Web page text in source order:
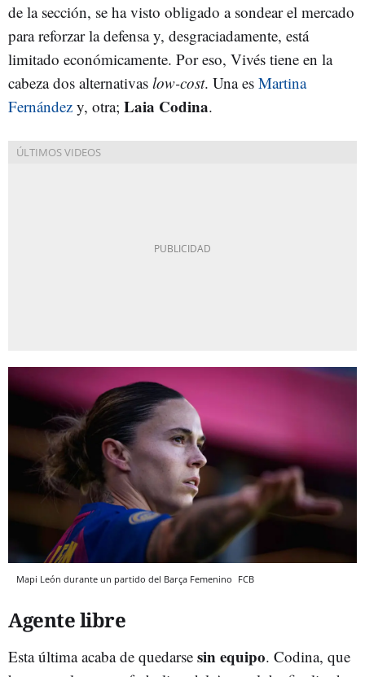
de la sección, se ha visto obligado a sondear el mercado
para reforzar la defensa y, desgraciadamente, está
limitado económicamente. Por eso, Vivés tiene en la
cabeza dos alternativas low-cost. Una es Martina
Fernández y, otra; Laia Codina.
Mapi León durante un partido del Barça Femenino FCB
Agente libre
Esta última acaba de quedarse sin equipo. Codina, que